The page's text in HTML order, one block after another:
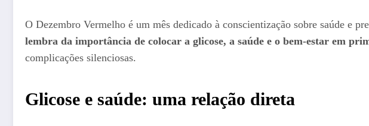
O Dezembro Vermelho é um mês dedicado à conscientização sobre saúde e
lembra da importância de colocar a glicose, a saúde e o bem-estar em
complicações silenciosas.
Glicose e saúde: uma relação direta